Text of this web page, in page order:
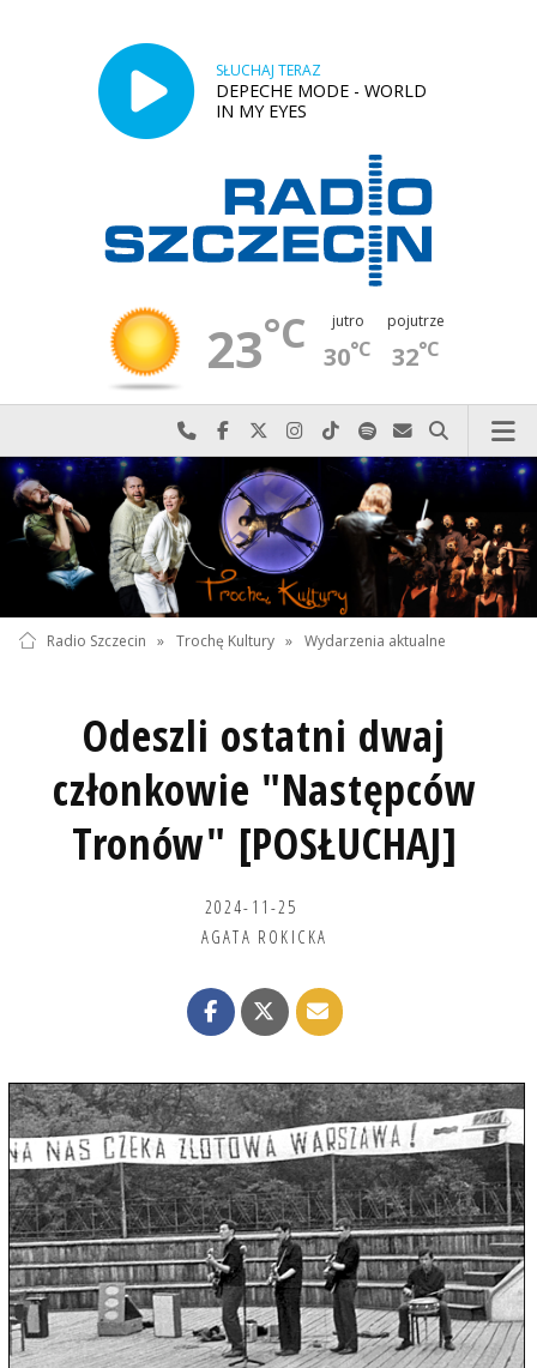
SŁUCHAJ TERAZ
DEPECHE MODE - WORLD
IN MY EYES
23°C jutro
30°C
pojutrze
32°C
Najlepiej po prostu do nas zadzwoń
Odwiedź nas na Facebook-u
Odwiedź nas na X
Odwiedź nas na Instagram-ie
Odwiedź nas na TikTok-u
Szukaj nas na Spotify
Wyślij do nas
Szukaj
Radio Szczecin » Trochę Kultury » Wydarzenia aktualne
Odeszli ostatni dwaj
członkowie "Następców
Tronów" [POSŁUCHAJ]
2024-11-25
AGATA ROKICKA